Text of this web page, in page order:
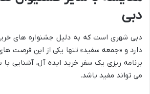
دبی
دبی شهری است که به دلیل جشنواره های
دارد و «جمعه سفید» تنها یکی از این فرصت
برنامه ریزی یک سفر خرید ایده آل، آشنایی
می تواند مفید باشد.